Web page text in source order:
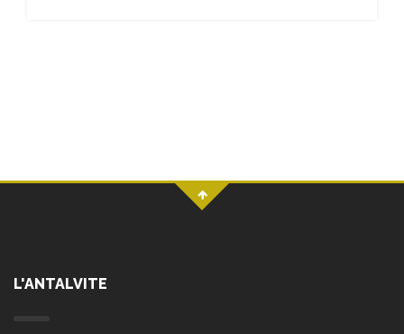
L'ANTALVITE